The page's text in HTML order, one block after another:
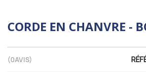
CORDE EN CHANVRE -
(0AVIS)